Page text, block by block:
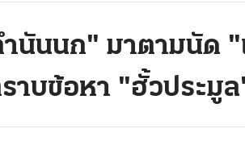
นันนก" มาตามนัด
ราบข้อหา "ฮั้วประมู